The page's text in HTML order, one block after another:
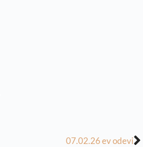
07.02.26 ev odevi